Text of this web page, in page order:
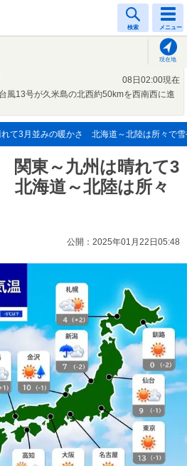
検索 メニュー
現在地
08日02:00現在
風13号が久米島の北西約50kmを西南西に進
て3月並みの暖かさ 北海道～北陸は所々で
関東～九州は晴れて3
北海道～北陸は所々
公開：2025年01月22日05:48